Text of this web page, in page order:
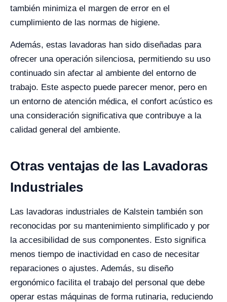
también minimiza el margen de error en el
cumplimiento de las normas de higiene.
Además, estas lavadoras han sido diseñadas para
ofrecer una operación silenciosa, permitiendo su uso
continuado sin afectar al ambiente del entorno de
trabajo. Este aspecto puede parecer menor, pero en
un entorno de atención médica, el confort acústico es
una consideración significativa que contribuye a la
calidad general del ambiente.
Otras ventajas de las Lavadoras
Industriales
Las lavadoras industriales de Kalstein también son
reconocidas por su mantenimiento simplificado y por
la accesibilidad de sus componentes. Esto significa
menos tiempo de inactividad en caso de necesitar
reparaciones o ajustes. Además, su diseño
ergonómico facilita el trabajo del personal que debe
operar estas máquinas de forma rutinaria, reduciendo